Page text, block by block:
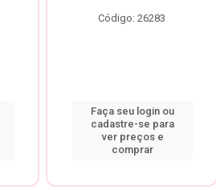
Código: 26283
Faça seu login ou
cadastre-se para
ver preços e
comprar